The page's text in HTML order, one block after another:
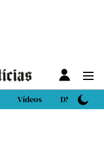
Vídeos DN Sport